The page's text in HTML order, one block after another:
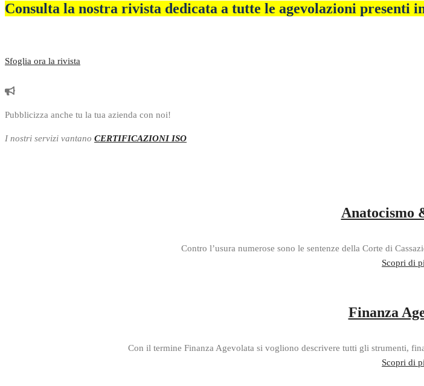
Consulta la nostra rivista dedicata a tutte le agevolazioni presenti
Sfoglia ora la rivista
Pubblicizza anche tu la tua azienda con noi!
I nostri servizi vantano CERTIFICAZIONI ISO
Anatocismo
Contro l’usura numerose sono le sentenze della Corte di
Scopri di
Finanza
Con il termine Finanza Agevolata si vogliono descrivere tutti gli strumenti,
Scopri di